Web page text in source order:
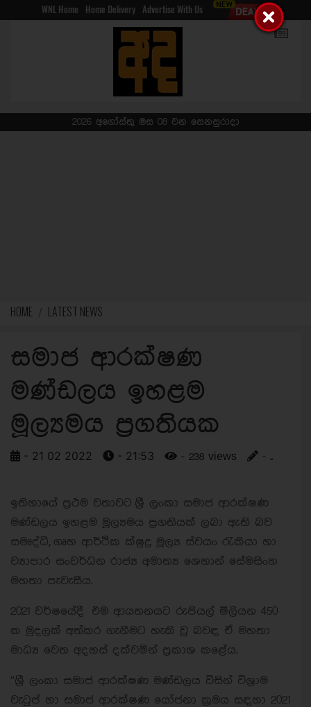
WNL Home Home Delivery Advertise With Us
2026 අගෝස්තු මස 08 වන සෙනසුරාදා
HOME LATEST NEWS
සමාජ ආරක්ෂණ
මණ්ඩලය ඉහළම
මූල්‍යමය ප්‍රගතියක
- 21 02 2022 - 21:53 - 238 views - ..
ඉතිහායේ ප්‍රථම වතාවට ශ්‍රී ලංකා සමාජ ආරක්ෂණ
මණ්ඩලය ඉහළම මූල්‍යමය ප්‍රගතියක් ලබා ඇති බව
සමෘද්ධි, ගෘහ ආර්ථික ක්ෂුද්‍ර මූල්‍ය ස්වයං රැකියා හා
ව්‍යාපාර සංවර්ධන රාජ්‍ය අමාත්‍ය ශෙහාන් සේමසිංහ
මහතා පැවැසීය.
2021 වර්ෂයේදී එම ආයතනයට රුපියල් මිලියන 450
ක මුදලක් අත්කර ගැනීමට හැකි වූ බවඳ ඒ මහතා
මාධ්‍ය වෙත අදහස් දක්වමින් ප්‍රකාශ කළේය.
“ශ්‍රී ලංකා සමාජ ආරක්ෂණ මණ්ඩලය විසින් විශ්‍රාම
වැටුප් හා සමාජ ආරක්ෂණ යෝජනා ක්‍රමය සඳහා 2021